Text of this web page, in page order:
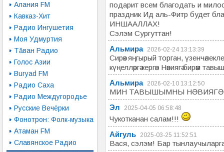
Алания FM
Кавказ-Хит
Радио Ингушетия
Моя Удмуртия
Тăван Радио
Голос Азии
Buryad FM
Радио Саха
Радио Междугородье
Русские Вечёрки
Фонотрон: Фолк-музыка
Атаман FM
Славянское Радио
подарит всем благодать и
праздник Ид аль-Фитр будет
ИНШААЛЛАХ!
Сэлэм Сургуттан!
Альмира
2026-02-24 13:13:39
Сирәк яңгырый торган,
күңелләргә кергән Нәвиягә бирәм
Альмира
2026-02-10 13:12:50
МИН ТАВЫШЫМНЫ
Эл
2025-04-05 06:58:48
Чукотканан салам!!!
Айгуль
2025-03-25 11:52:51
Вася, сэлэм! Бар